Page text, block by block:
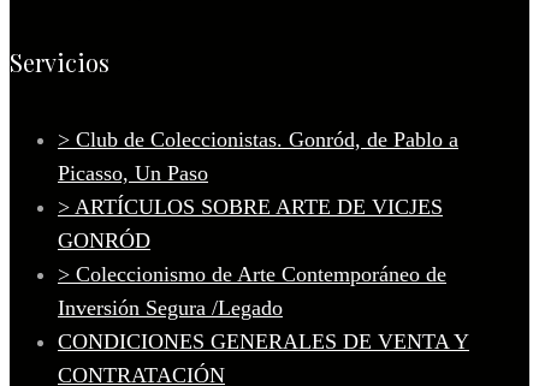
Servicios
> Club de Coleccionistas. Gonród, de Pablo a
Picasso, Un Paso
> ARTÍCULOS SOBRE ARTE DE VICJES
GONRÓD
> Coleccionismo de Arte Contemporáneo de
Inversión Segura /Legado
CONDICIONES GENERALES DE VENTA Y
CONTRATACIÓN